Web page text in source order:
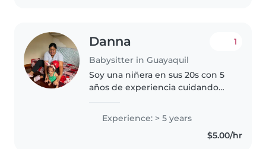
Danna
Babysitter in Guayaquil
1
Soy una niñera en sus 20s con 5
años de experiencia cuidando
incluyendo bebés, niños
pequeños, preescolares y
Experience: > 5 years
$5.00/hr